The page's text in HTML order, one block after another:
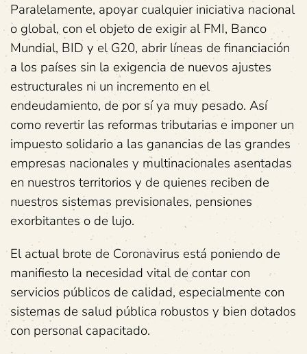
Paralelamente, apoyar cualquier iniciativa nacional
o global, con el objeto de exigir al FMI, Banco
Mundial, BID y el G20, abrir líneas de financiación
a los países sin la exigencia de nuevos ajustes
estructurales ni un incremento en el
endeudamiento, de por sí ya muy pesado. Así
como revertir las reformas tributarias e imponer un
impuesto solidario a las ganancias de las grandes
empresas nacionales y multinacionales asentadas
en nuestros territorios y de quienes reciben de
nuestros sistemas previsionales, pensiones
exorbitantes o de lujo.
El actual brote de Coronavirus está poniendo de
manifiesto la necesidad vital de contar con
servicios públicos de calidad, especialmente con
sistemas de salud pública robustos y bien dotados
con personal capacitado.